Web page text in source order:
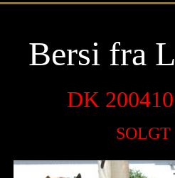
Bersi
DK
SOLGT